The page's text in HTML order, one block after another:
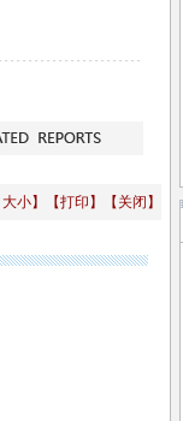
大小】 【打印 】 【 关闭 】